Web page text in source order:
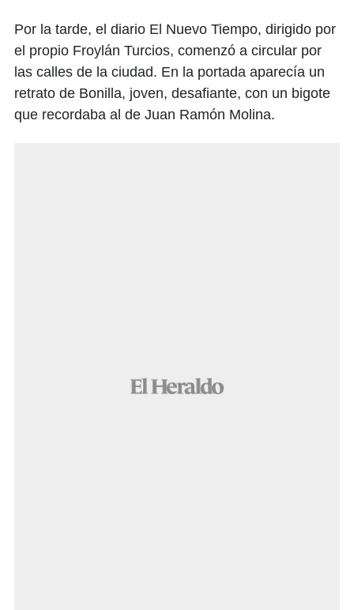
Por la tarde, el diario El Nuevo Tiempo, dirigido por
el propio Froylán Turcios, comenzó a circular por
las calles de la ciudad. En la portada aparecía un
retrato de Bonilla, joven, desafiante, con un bigote
que recordaba al de Juan Ramón Molina.